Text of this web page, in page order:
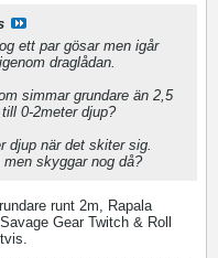
ett par gösar men igår
draglådan.
simmar grundare än 2,5
0-2meter djup?
djup när det skiter sig.
skyggar nog då?
runt 2m, Rapala
Gear Twitch & Roll